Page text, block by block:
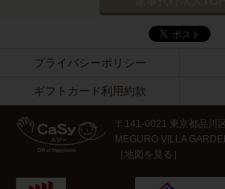
プライバシーポリシー
ギフトカード利用約款
〒141-0021 東京都品川
MEGURO VILLA
［地図を見る ］